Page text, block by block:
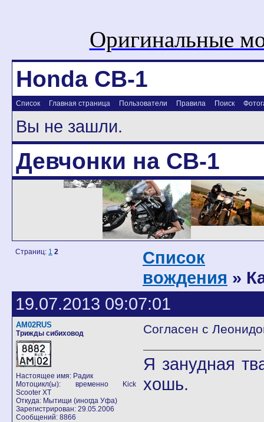
Оригинальные
Honda CB-1
Список Главная страница Пользователи Правила Поиск
Вы не зашли.
Девчонки на CB-1
Страниц: 1 2 Список
вождения »
19.07.2013 09:07:01
AM02RUS
Трижды сибиховод
Настоящее имя: Радик
Мотоцикл(ы): временно Kick
Scooter XT
Откуда: Мытищи (иногда Уфа)
Зарегистрирован: 29.05.2006
Сообщений: 8866
Согласен с
Я занудная
хошь.